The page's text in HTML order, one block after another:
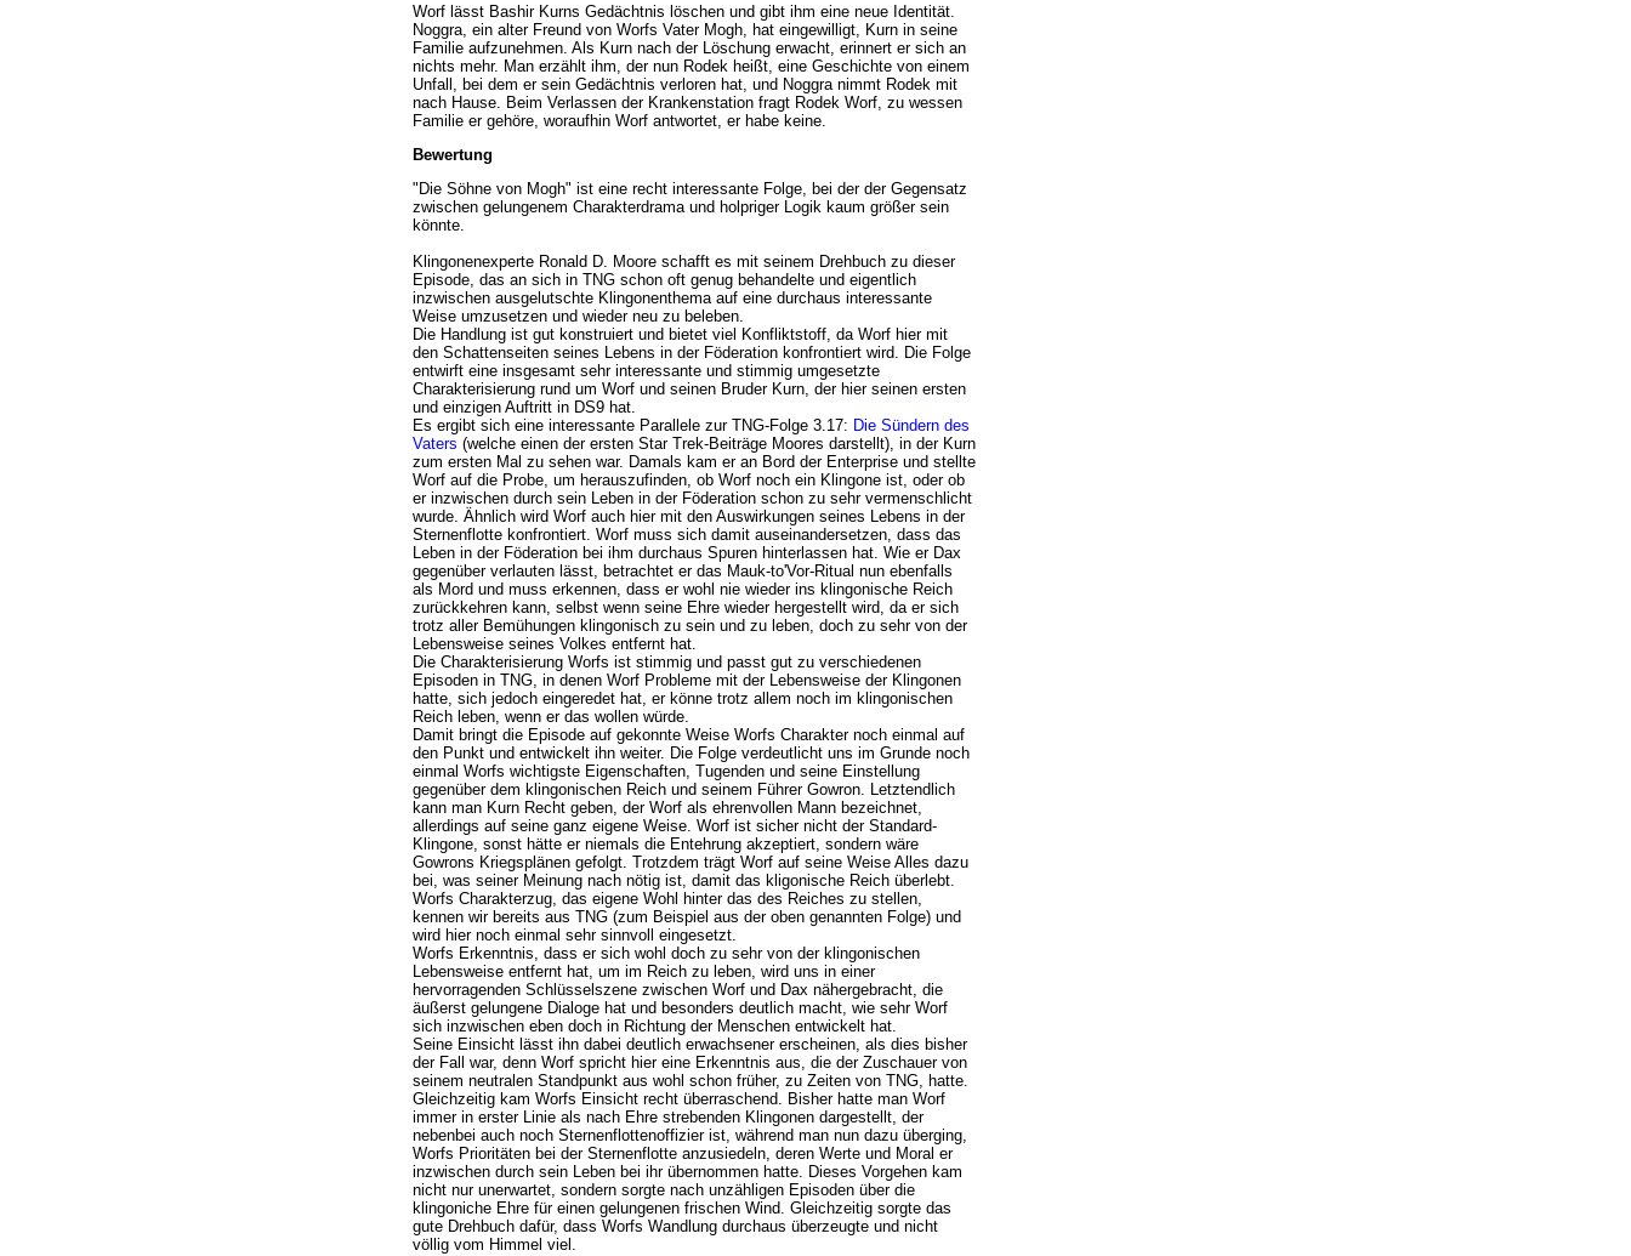
Worf lässt Bashir Kurns Gedächtnis löschen und gibt ihm eine neue Identität.
Noggra, ein alter Freund von Worfs Vater Mogh, hat eingewilligt, Kurn in seine
Familie aufzunehmen. Als Kurn nach der Löschung erwacht, erinnert er sich an
nichts mehr. Man erzählt ihm, der nun Rodek heißt, eine Geschichte von einem
Unfall, bei dem er sein Gedächtnis verloren hat, und Noggra nimmt Rodek mit
nach Hause. Beim Verlassen der Krankenstation fragt Rodek Worf, zu wessen
Familie er gehöre, woraufhin Worf antwortet, er habe keine.
Bewertung
"Die Söhne von Mogh" ist eine recht interessante Folge, bei der der Gegensatz
zwischen gelungenem Charakterdrama und holpriger Logik kaum größer sein
könnte.
Klingonenexperte Ronald D. Moore schafft es mit seinem Drehbuch zu dieser
Episode, das an sich in TNG schon oft genug behandelte und eigentlich
inzwischen ausgelutschte Klingonenthema auf eine durchaus interessante
Weise umzusetzen und wieder neu zu beleben.
Die Handlung ist gut konstruiert und bietet viel Konfliktstoff, da Worf hier mit
den Schattenseiten seines Lebens in der Föderation konfrontiert wird. Die Folge
entwirft eine insgesamt sehr interessante und stimmig umgesetzte
Charakterisierung rund um Worf und seinen Bruder Kurn, der hier seinen ersten
und einzigen Auftritt in DS9 hat.
Es ergibt sich eine interessante Parallele zur TNG-Folge 3.17: Die Sündern des
Vaters (welche einen der ersten Star Trek-Beiträge Moores darstellt), in der Kurn
zum ersten Mal zu sehen war. Damals kam er an Bord der Enterprise und stellte
Worf auf die Probe, um herauszufinden, ob Worf noch ein Klingone ist, oder ob
er inzwischen durch sein Leben in der Föderation schon zu sehr vermenschlicht
wurde. Ähnlich wird Worf auch hier mit den Auswirkungen seines Lebens in der
Sternenflotte konfrontiert. Worf muss sich damit auseinandersetzen, dass das
Leben in der Föderation bei ihm durchaus Spuren hinterlassen hat. Wie er Dax
gegenüber verlauten lässt, betrachtet er das Mauk-to'Vor-Ritual nun ebenfalls
als Mord und muss erkennen, dass er wohl nie wieder ins klingonische Reich
zurückkehren kann, selbst wenn seine Ehre wieder hergestellt wird, da er sich
trotz aller Bemühungen klingonisch zu sein und zu leben, doch zu sehr von der
Lebensweise seines Volkes entfernt hat.
Die Charakterisierung Worfs ist stimmig und passt gut zu verschiedenen
Episoden in TNG, in denen Worf Probleme mit der Lebensweise der Klingonen
hatte, sich jedoch eingeredet hat, er könne trotz allem noch im klingonischen
Reich leben, wenn er das wollen würde.
Damit bringt die Episode auf gekonnte Weise Worfs Charakter noch einmal auf
den Punkt und entwickelt ihn weiter. Die Folge verdeutlicht uns im Grunde noch
einmal Worfs wichtigste Eigenschaften, Tugenden und seine Einstellung
gegenüber dem klingonischen Reich und seinem Führer Gowron. Letztendlich
kann man Kurn Recht geben, der Worf als ehrenvollen Mann bezeichnet,
allerdings auf seine ganz eigene Weise. Worf ist sicher nicht der Standard-
Klingone, sonst hätte er niemals die Entehrung akzeptiert, sondern wäre
Gowrons Kriegsplänen gefolgt. Trotzdem trägt Worf auf seine Weise Alles dazu
bei, was seiner Meinung nach nötig ist, damit das kligonische Reich überlebt.
Worfs Charakterzug, das eigene Wohl hinter das des Reiches zu stellen,
kennen wir bereits aus TNG (zum Beispiel aus der oben genannten Folge) und
wird hier noch einmal sehr sinnvoll eingesetzt.
Worfs Erkenntnis, dass er sich wohl doch zu sehr von der klingonischen
Lebensweise entfernt hat, um im Reich zu leben, wird uns in einer
hervorragenden Schlüsselszene zwischen Worf und Dax nähergebracht, die
äußerst gelungene Dialoge hat und besonders deutlich macht, wie sehr Worf
sich inzwischen eben doch in Richtung der Menschen entwickelt hat.
Seine Einsicht lässt ihn dabei deutlich erwachsener erscheinen, als dies bisher
der Fall war, denn Worf spricht hier eine Erkenntnis aus, die der Zuschauer von
seinem neutralen Standpunkt aus wohl schon früher, zu Zeiten von TNG, hatte.
Gleichzeitig kam Worfs Einsicht recht überraschend. Bisher hatte man Worf
immer in erster Linie als nach Ehre strebenden Klingonen dargestellt, der
nebenbei auch noch Sternenflottenoffizier ist, während man nun dazu überging,
Worfs Prioritäten bei der Sternenflotte anzusiedeln, deren Werte und Moral er
inzwischen durch sein Leben bei ihr übernommen hatte. Dieses Vorgehen kam
nicht nur unerwartet, sondern sorgte nach unzähligen Episoden über die
klingoniche Ehre für einen gelungenen frischen Wind. Gleichzeitig sorgte das
gute Drehbuch dafür, dass Worfs Wandlung durchaus überzeugte und nicht
völlig vom Himmel viel.